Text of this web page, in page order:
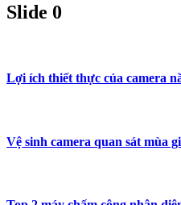
Slide 0
Lợi ích thiết thực của camera
Vệ sinh camera quan sát mùa